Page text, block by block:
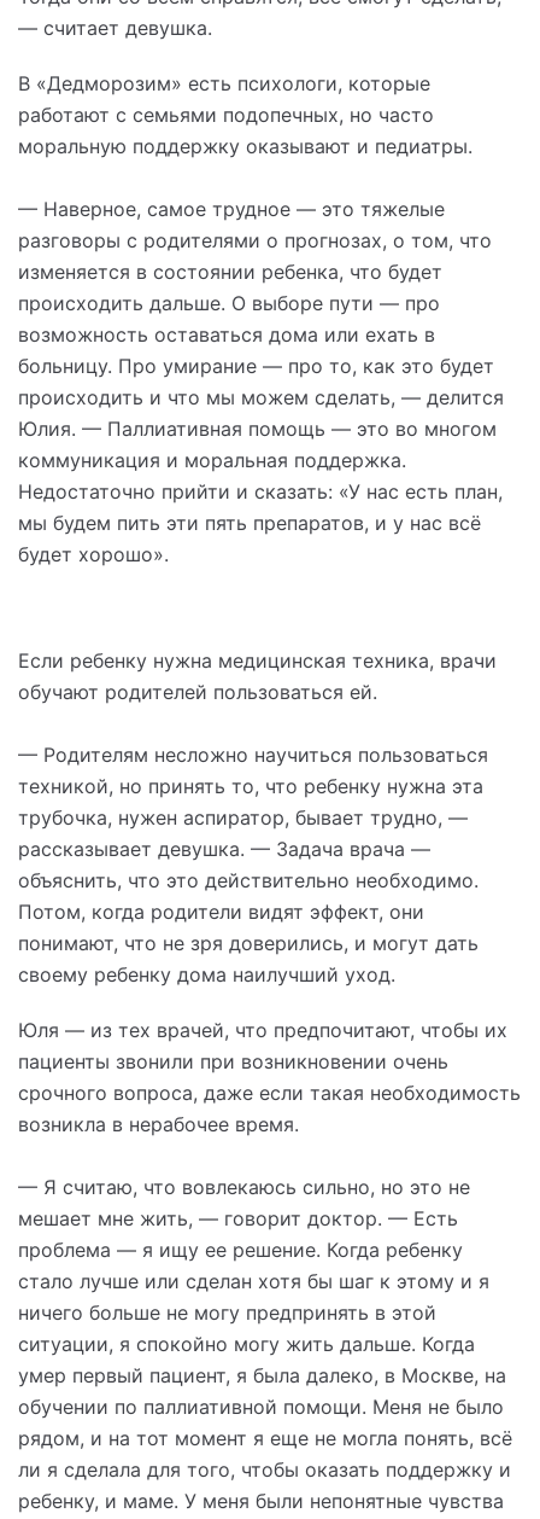
— считает девушка.
В «Дедморозим» есть психологи, которые
работают с семьями подопечных, но часто
моральную поддержку оказывают и педиатры.
— Наверное, самое трудное — это тяжелые
разговоры с родителями о прогнозах, о том, что
изменяется в состоянии ребенка, что будет
происходить дальше. О выборе пути — про
возможность оставаться дома или ехать в
больницу. Про умирание — про то, как это будет
происходить и что мы можем сделать, — делится
Юлия. — Паллиативная помощь — это во многом
коммуникация и моральная поддержка.
Недостаточно прийти и сказать: «У нас есть план,
мы будем пить эти пять препаратов, и у нас всё
будет хорошо».
Если ребенку нужна медицинская техника, врачи
обучают родителей пользоваться ей.
— Родителям несложно научиться пользоваться
техникой, но принять то, что ребенку нужна эта
трубочка, нужен аспиратор, бывает трудно, —
рассказывает девушка. — Задача врача —
объяснить, что это действительно необходимо.
Потом, когда родители видят эффект, они
понимают, что не зря доверились, и могут дать
своему ребенку дома наилучший уход.
Юля — из тех врачей, что предпочитают, чтобы их
пациенты звонили при возникновении очень
срочного вопроса, даже если такая необходимость
возникла в нерабочее время.
— Я считаю, что вовлекаюсь сильно, но это не
мешает мне жить, — говорит доктор. — Есть
проблема — я ищу ее решение. Когда ребенку
стало лучше или сделан хотя бы шаг к этому и я
ничего больше не могу предпринять в этой
ситуации, я спокойно могу жить дальше. Когда
умер первый пациент, я была далеко, в Москве, на
обучении по паллиативной помощи. Меня не было
рядом, и на тот момент я еще не могла понять, всё
ли я сделала для того, чтобы оказать поддержку и
ребенку, и маме. У меня были непонятные чувства